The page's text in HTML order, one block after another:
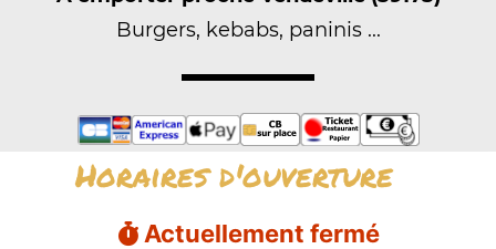
Burgers, kebabs, paninis ...
Horaires d'ouverture
Actuellement fermé